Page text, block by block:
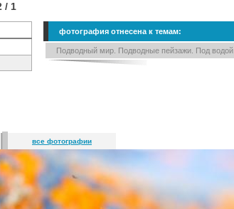
/ 1
фотография отнесена к темам:
Подводный мир. Подводные пейзажи. Под водой.
все фотографии